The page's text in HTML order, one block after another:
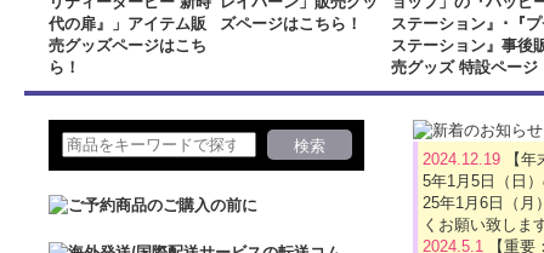
2024.12.19
【
5年1月5日（日
25年1月6日（月
くお願い致しま
2024.5.1
【重
880円(税込)
在庫なし
プチステーショ
形をした可愛い
けい …